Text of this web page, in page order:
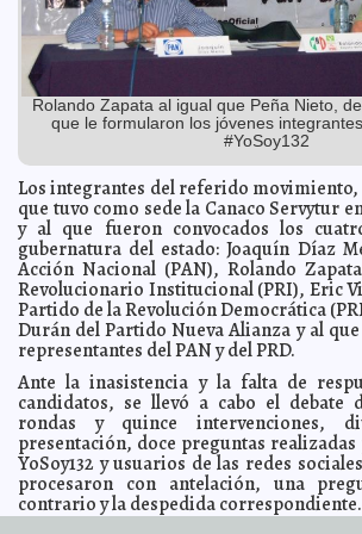
2012-06-22 08:01:33 Asesinatos con drones serían
2012-06-22 07:57:25 La ordeña empezó hace siete mil
2012-06-22 07:53:47 Usted y el Presidente Calderón
Cabo Pulmo
2012-06-22 07:47:44 Continuaremos contacto con la
Guillermo Barrera Fernandez
2012-06-22 07:16:59 El error electoral de julio de 2012
Mola
2012-06-22 06:46:59 El futuro está en el grafeno A7
2012-06-21 12:27:18 National Soft aporta a la lucha
Guillermo Barrera Fernandez
2012-06-21 12:18:35 Hoy como Ayer presenta otra
Calle 8 Guillermo Barrera Fernandez
2012-06-21 12:15:36 Se forma nuevo meteoro y
atentos para ayudar a la poblaciónGuillermo Barrera
2012-06-21 12:11:23 Se mantiene bajo vigilancia baja
probabilidad de ser sistema tropical A7
2012-06-21 12:06:17 Necesario mantenimiento de
Mauricio Vila Guillermo Barrera Fernandez
2012-06-21 12:06:00 Informa el IMSS Yucatán sobre
2012-06-21 12:00:12 Vamos a cubrir como un tsunami
jornada electoral para vencer esa virtual
Rolando Zapata al igual que Peña Nieto,
que le formularon los jóvenes
#YoSoy132
Los integrantes del referido
que tuvo como sede la Canaco Servytur
y al que fueron convocados los
gubernatura del estado: Joaquín Díaz
Acción Nacional (PAN), Rolando
Revolucionario Institucional (PRI), Eric
Partido de la Revolución Democrática
Durán del Partido Nueva Alianza y al
representantes del PAN y del PRD.
Ante la inasistencia y la falta de
candidatos, se llevó a cabo el debate
rondas y quince intervenciones,
presentación, doce preguntas
YoSoy132 y usuarios de las redes
procesaron con antelación, una
contrario y la despedida correspondiente.